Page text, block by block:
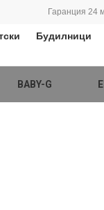
Гаранция 24
Будилници
BABY-G